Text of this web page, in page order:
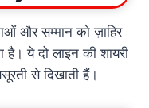
और सम्मान को ज़ाहिर
ये दो लाइन की शायरी
से दिखाती हैं।